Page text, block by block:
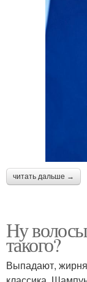
читать дальше →
Ну
такого?
Выпадают,